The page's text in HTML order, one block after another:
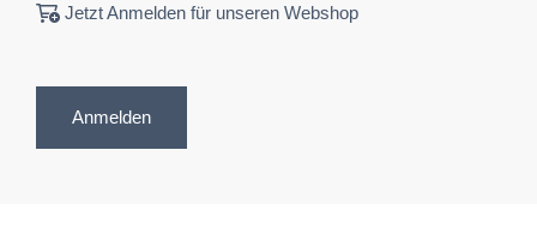
Jetzt Anmelden für unseren Webshop
Anmelden